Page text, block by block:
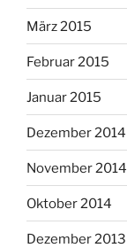
März 2015
Februar 2015
Januar 2015
Dezember 2014
November 2014
Oktober 2014
Dezember 2013